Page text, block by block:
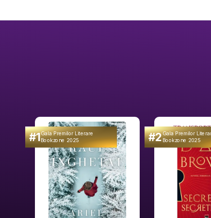
#1Gala Premilor Literare
Bookzone 2025 #2Gala Premilor
Bookzone 2025